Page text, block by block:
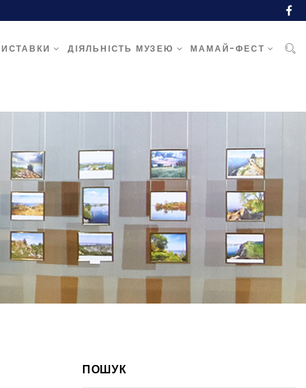
ДІЯЛЬНІСТЬ МУЗЕЮ МАМАЙ-ФЕСТ
ПОШУК